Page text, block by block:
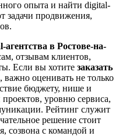
опыта и найти digital-
задачи продвижения,
агентства в Ростове-на-
отзывам клиентов,
Если вы хотите заказать
, важно оценивать не только
бюджету, нише и
уровню сервиса,
Рейтинг служит
решение стоит
созвона с командой и